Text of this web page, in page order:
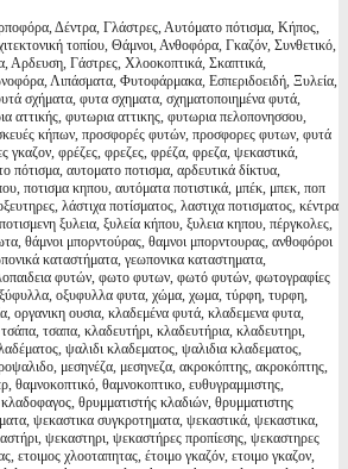
Δέντρα, Γλάστρες, Αυτόματο πότισμα, Κήπος,
τοπίου, Θάμνοι, Ανθοφόρα, Γκαζόν, Συνθετικό,
Αρδευση, Γάστρες, Χλοοκοπτικά, Σκαπτικά,
Λιπάσματα, Φυτοφάρμακα, Εσπεριδοειδή, Ξυλεία,
σχήματα, φυτα σχηματα, σχηματοποιημένα φυτά,
αττικής, φυτωρια αττικης, φυτωρια πελοπονησσου,
κήπων, προσφορές φυτών, προσφορες φυτων, φυτά
γκαζον, φρέζες, φρεζες, φρέζα, φρεζα, ψεκαστικά,
πότισμα, αυτοματο ποτισμα, αρδευτικά δίκτυα,
ποτισμα κηπου, αυτόματα ποτιστικά, μπέκ, μπεκ, ποπ
λάστιχα ποτίσματος, λαστιχα ποτισματος, κέντρα
ξυλεια, ξυλεία κήπου, ξυλεια κηπου, πέργκολες,
θάμνοι μπορντούρας, θαμνοι μπορντουρας, ανθοφόροι
καταστήματα, γεωπονικα καταστηματα,
φυτών, φωτο φυτων, φωτό φυτών, φωτογραφίες
οξυφυλλα φυτα, χώμα, χωμα, τύρφη, τυρφη,
οργανικη ουσια, κλαδεμένα φυτά, κλαδεμενα φυτα,
τσαπα, κλαδευτήρι, κλαδευτήρια, κλαδευτηρι,
ψαλιδι κλαδεματος, ψαλιδια κλαδεματος,
μεσηνέζα, μεσηνεζα, ακροκόπτης, ακροκόπτης,
θαμνοκοπτικό, θαμνοκοπτικο, ευθυγραμμιστης,
θρυμματιστής κλαδιών, θρυμματιστης
ψεκαστικα συγκροτηματα, ψεκαστικά, ψεκαστικα,
ψεκαστηρι, ψεκαστήρες προπίεσης, ψεκαστηρες
ετοιμος χλοοταπητας, έτοιμο γκαζόν, ετοιμο γκαζον,